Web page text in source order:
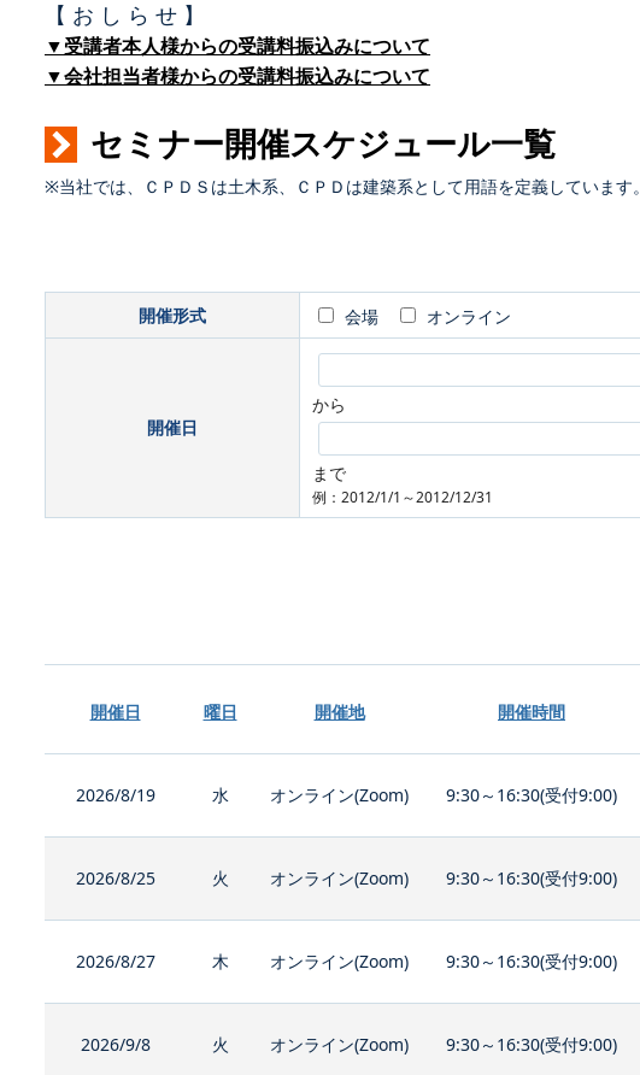
【 お し ら せ 】
▼受講者本人様からの受講料振込みについて
▼会社担当者様からの受講料振込みについて
セミナー開催スケジュール一覧
※当社では、ＣＰＤＳは土木系、ＣＰＤは建築系として用語を定義しています。
開催形式 会場 オンライン
開催日
から
まで
例：2012/1/1～2012/12/31
開催日 曜日 開催地 開催時間
2026/8/19 水 オンライン(Zoom) 9:30～16:30(受付9:00)
2026/8/25 火 オンライン(Zoom) 9:30～16:30(受付9:00)
2026/8/27 木 オンライン(Zoom) 9:30～16:30(受付9:00)
2026/9/8 火 オンライン(Zoom) 9:30～16:30(受付9:00)